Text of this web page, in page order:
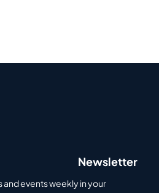
Newsletter
events weekly in your